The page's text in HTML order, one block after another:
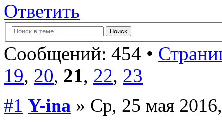
Ответить
Сообщений: 454 •
19, 20, 21, 22, 23
#1 Y-ina » Ср, 25 мая